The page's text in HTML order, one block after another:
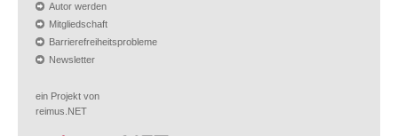
Autor werden
Mitgliedschaft
Barrierefreiheitsprobleme
Newsletter
ein Projekt von
reimus.NET